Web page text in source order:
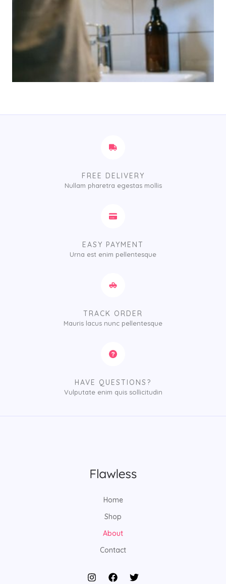
FREE DELIVERY
Nullam pharetra egestas mollis​
EASY PAYMENT
Urna est enim pellentesque
TRACK ORDER
Mauris lacus nunc pellentesque
HAVE QUESTIONS?
Vulputate enim quis sollicitudin
Home
Shop
About
Contact